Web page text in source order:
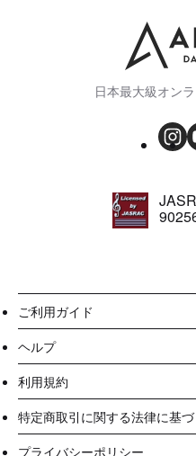
日本最大級オン
ご利用ガイド
ヘルプ
利用規約
特定商取引に関する法律に基
プライバシーポリシー